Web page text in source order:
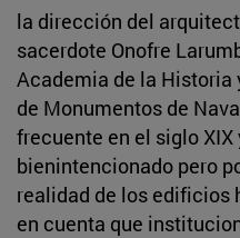
la dirección del
sacerdote Onofre
Academia de la Historia
de Monumentos de
frecuente en el siglo XIX
bienintencionado pero
realidad de los edificios
en cuenta que